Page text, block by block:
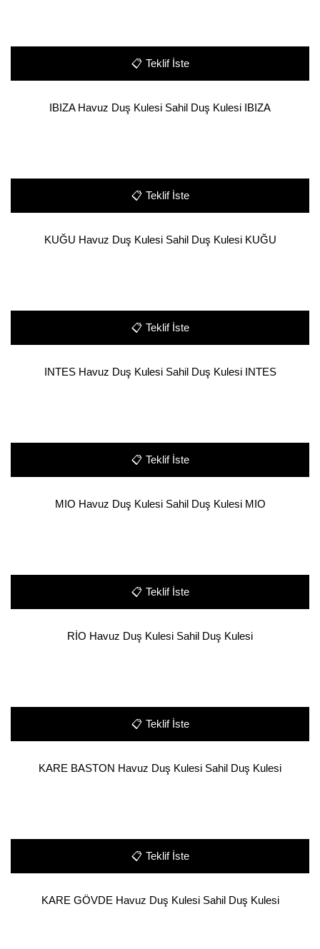
📋 Teklif İste
IBIZA Havuz Duş Kulesi Sahil Duş Kulesi IBIZA
📋 Teklif İste
KUĞU Havuz Duş Kulesi Sahil Duş Kulesi KUĞU
📋 Teklif İste
INTES Havuz Duş Kulesi Sahil Duş Kulesi INTES
📋 Teklif İste
MIO Havuz Duş Kulesi Sahil Duş Kulesi MIO
📋 Teklif İste
RİO Havuz Duş Kulesi Sahil Duş Kulesi
📋 Teklif İste
KARE BASTON Havuz Duş Kulesi Sahil Duş Kulesi
📋 Teklif İste
KARE GÖVDE Havuz Duş Kulesi Sahil Duş Kulesi